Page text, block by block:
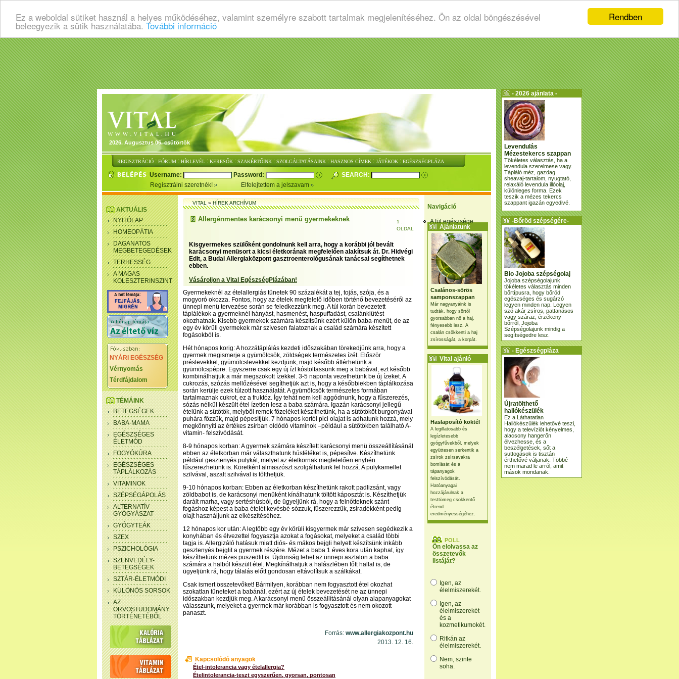
Rendben
Ez a weboldal sütiket használ a helyes működéséhez, valamint személyre szabott tartalmak megjelenítéséhez. Ön az oldal böngészésével
beleegyezik a sütik használatába. További információ
2026. Augusztus 06. csütörtök
REGISZTRÁCIÓ : FÓRUM : HÍRLEVÉL : KERESŐK : SZAKÉRTŐINK : SZOLGÁLTATÁSAINK : HASZNOS CÍMEK : JÁTÉKOK : EGÉSZSÉGPLÁZA
Username: Password:
SEARCH:
Regisztrálni szeretnék!
Elfelejtettem a jelszavam
Navigáció
A fül egészsége
Ajánlatunk
Csalános-sörös
samponszappan
Már nagyanyáink is
tudták, hogy sörtől
gyorsabban nő a haj,
fényesebb lesz. A
csalán csökkenti a haj
zsírosságát, a korpát.
Vital ajánló
Haslaposító koktél
A legillatosabb és
legízletesebb
gyógyfűvekből, melyek
együttesen serkentik a
zsírok zsírsavakra
bomlását és a
tápanyagok
felszívódását.
Hatóanyagai
hozzájárulnak a
testtömeg csökkentő
étrend
eredményességéhez.
POLL
Ön elolvassa az
összetevők
listáját?
Igen, az
élelmiszerekét.
Igen, az
élelmiszerekét
és a
kozmetikumokét.
Ritkán az
élelmiszerekét.
Nem, szinte
soha.
AKTUÁLIS
NYITÓLAP
HOMEOPÁTIA
DAGANATOS
MEGBETEGEDÉSEK
TERHESSÉG
A MAGAS
KOLESZTERINSZINT
NYÁRI EGÉSZSÉG
Vérnyomás
Térdfájdalom
TÉMÁINK
BETEGSÉGEK
BABA-MAMA
EGÉSZSÉGES
ÉLETMÓD
FOGYÓKÚRA
EGÉSZSÉGES
TÁPLÁLKOZÁS
VITAMINOK
SZÉPSÉGÁPOLÁS
ALTERNATÍV
GYÓGYÁSZAT
GYÓGYTEÁK
SZEX
PSZICHOLÓGIA
SZENVEDÉLY-
BETEGSÉGEK
SZTÁR-ÉLETMÓDI
KÜLÖNÖS SORSOK
AZ
ORVOSTUDOMÁNY
TÖRTÉNETÉBŐL
VITAL»HÍREK ARCHÍVUM
Allergénmentes karácsonyi menü gyermekeknek
1 .
OLDAL
Kisgyermekes szülőként gondolnunk kell arra, hogy a korábbi jól bevált
karácsonyi menüsort a kicsi életkorának megfelelően alakítsuk át. Dr. Hidvégi
Edit, a Budai Allergiaközpont gasztroenterológusának tanácsai segíthetnek
ebben.
Vásároljon a Vital EgészségPlázában!
Gyermekeknél az ételallergiás tünetek 90 százalékát a tej, tojás, szója, és a
mogyoró okozza. Fontos, hogy az ételek megfelelő időben történő bevezetéséről az
ünnepi menü tervezése során se feledkezzünk meg. A túl korán bevezetett
táplálékok a gyermeknél hányást, hasmenést, haspuffadást, csalánkiütést
okozhatnak. Kisebb gyermekek számára készítsünk ezért külön baba-menüt, de az
egy év körüli gyermekek már szívesen falatoznak a család számára készített
fogásokból is.
Hét hónapos korig: A hozzátáplálás kezdeti időszakában törekedjünk arra, hogy a
gyermek megismerje a gyümölcsök, zöldségek természetes ízét. Először
préslevekkel, gyümölcslevekkel kezdjünk, majd később áttérhetünk a
gyümölcspépre. Egyszerre csak egy új ízt kóstoltassunk meg a babával, ezt később
kombinálhatjuk a már megszokott ízekkel. 3-5 naponta vezethetünk be új ízeket. A
cukrozás, szózás mellőzésével segíthetjük azt is, hogy a későbbiekben táplálkozása
során kerülje ezek túlzott használatát. A gyümölcsök természetes formában
tartalmaznak cukrot, ez a fruktóz. Így tehát nem kell aggódnunk, hogy a fűszerezés,
sózás nélkül készült étel ízetlen lesz a baba számára. Igazán karácsonyi jellegű
ételünk a sütőtök, melyből remek főzeléket készíthetünk, ha a sütőtököt burgonyával
puhára főzzük, majd pépesítjük. 7 hónapos kortól pici olajat is adhatunk hozzá, mely
megkönnyíti az értékes zsírban oldódó vitaminok –például a sütőtökben található A-
vitamin- felszívódását.
8-9 hónapos korban: A gyermek számára készített karácsonyi menü összeállításánál
ebben az életkorban már választhatunk húsféléket is, pépesítve. Készíthetünk
például gesztenyés pulykát, melyet az életkornak megfelelően enyhén
fűszerezhetünk is. Köretként almaszószt szolgálhatunk fel hozzá. A pulykamellet
szilvával, aszalt szilvával is tölthetjük.
9-10 hónapos korban: Ebben az életkorban készíthetünk rakott padlizsánt, vagy
zöldbabot is, de karácsonyi menüként kínálhatunk töltött káposztát is. Készíthetjük
darált marha, vagy sertéshúsból, de ügyeljünk rá, hogy a felnőtteknek szánt
fogáshoz képest a baba ételét kevésbé sózzuk, fűszerezzük, zsiradékként pedig
olajt használjunk az elkészítéséhez.
12 hónapos kor után: A legtöbb egy év körüli kisgyermek már szívesen segédkezik a
konyhában és élvezettel fogyasztja azokat a fogásokat, melyeket a család többi
tagja is. Allergizáló hatásuk miatt diós- és mákos bejgli helyett készítsünk inkább
gesztenyés bejglit a gyermek részére. Mézet a baba 1 éves kora után kaphat, így
készíthetünk mézes puszedlit is. Újdonság lehet az ünnepi asztalon a baba
számára a halból készült étel. Megkínálhatjuk a halászlében főtt hallal is, de
ügyeljünk rá, hogy tálalás előtt gondosan eltávolítsuk a szálkákat.
Csak ismert összetevőket! Bármilyen, korábban nem fogyasztott étel okozhat
szokatlan tüneteket a babánál, ezért az új ételek bevezetését ne az ünnepi
időszakban kezdjük meg. A karácsonyi menü összeállításánál olyan alapanyagokat
válasszunk, melyeket a gyermek már korábban is fogyasztott és nem okozott
panaszt.
Forrás: www.allergiakozpont.hu
2013. 12. 16.
Kapcsolódó anyagok
Étel-intolerancia vagy ételallergia?
Ételintolerancia-teszt egyszerűen, gyorsan, pontosan
- 2026 ajánlata -
Levendulás
Mézestekercs szappan
Tökéletes választás, ha a
levendula szerelmese vagy.
Tápláló méz, gazdag
sheavaj-tartalom, nyugtató,
relaxáló levendula illóolaj,
különleges forma. Ezek
teszik a mézes tekercs
szappant igazán egyedivé.
-Bőröd szépségére-
Bio Jojoba szépségolaj
Jojoba szépségolajunk
tökéletes választás minden
bőrtípusra, hogy bőröd
egészséges és sugárzó
legyen minden nap. Legyen
szó akár zsíros, pattanásos
vagy száraz, érzékeny
bőrről, Jojoba
Szépségolajunk mindig a
segítségedre lesz.
- Egészségpláza
ajánlatunk -
Újratölthető
hallókészülék
Ez a Láthatatlan
Hallókészülék lehetővé teszi,
hogy a televíziót kényelmes,
alacsony hangerőn
élvezhesse, és a
beszélgetések, sőt a
suttogások is tisztán
érthetővé váljanak. Többé
nem marad le arról, amit
mások mondanak.